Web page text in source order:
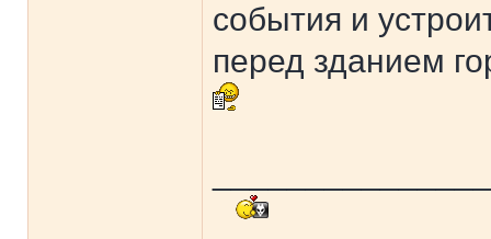
события и
перед зданием